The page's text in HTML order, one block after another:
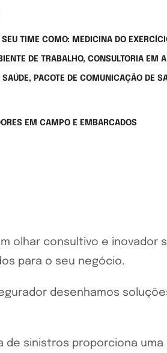
TIME COMO: MEDICINA DO
DE TRABALHO, CONSULTORIA EM
PACOTE DE COMUNICAÇÃO DE
EM CAMPO E EMBARCADOS
olhar consultivo e inovador
para o seu negócio.
desenhamos
sinistros proporciona